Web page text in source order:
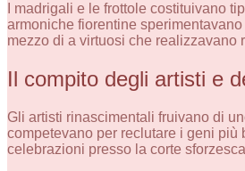
I madrigali e le frottole costituivano
armoniche fiorentine
mezzo di a virtuosi che realizzavano
Il compito degli artisti e
Gli artisti rinascimentali fruivano di
competevano per reclutare i geni
celebrazioni presso la corte